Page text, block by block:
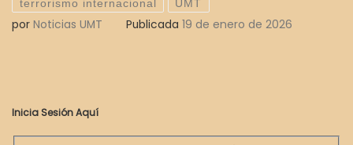
terrorismo internacional UMT
por Noticias UMT Publicada 19 de enero de 2026
Inicia Sesión Aquí